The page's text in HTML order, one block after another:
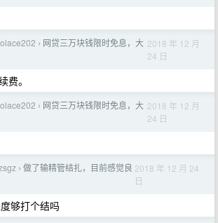
› 网贷三万块钱限时免息，大 2018 年 12 月
24 日
费。
› 网贷三万块钱限时免息，大 2018 年 12 月
24 日
› 做了输精管结扎，目前感觉良 2018 年 12 月 24
日
够打个结吗